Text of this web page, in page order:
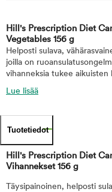
Hill's Prescription Diet
Vegetables 156 g
Helposti sulava,
joilla on
vihanneksia tukee
Lue lisää
Tuotetiedot
Hill's Prescription Diet
Vihannekset 156 g
Täysipainoinen, helposti